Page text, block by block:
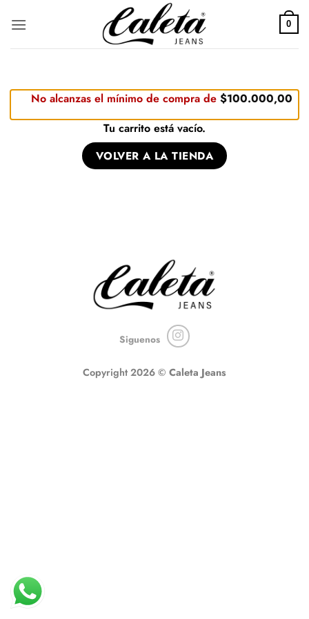
0
No alcanzas el mínimo de compra de $100.000,00
Tu carrito está vacío.
VOLVER A LA TIENDA
Siguenos
Copyright 2026 © Caleta Jeans